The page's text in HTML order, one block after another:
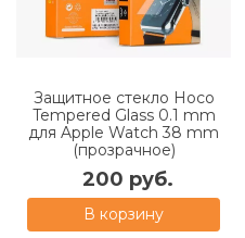
Защитное стекло Hoco
Tempered Glass 0.1 mm
для Apple Watch 38 mm
(прозрачное)
200 руб.
В корзину